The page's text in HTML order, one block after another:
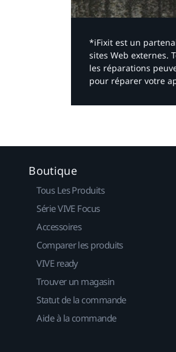
*iFixit est un
sites Web externes.
les réparations
pour réparer votre
Boutique
Tous Les Produits
Série VIVE Focus
Accessoires
Comparer les produits
VIVE ready
Trouver un magasin
Statut de la commande
Aide à la commande